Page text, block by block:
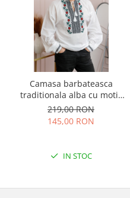
Camasa barbateasca
traditionala alba cu motiv
floral rosu Denis
219,00 RON
145,00 RON
IN STOC